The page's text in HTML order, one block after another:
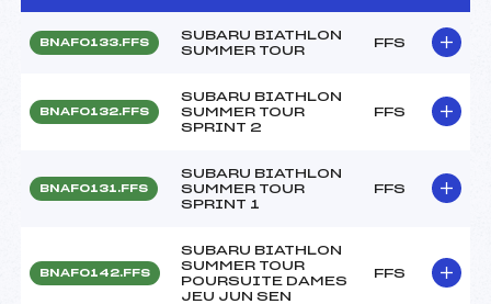
BNAF0133.FFS
SUBARU BIATHLON
SUMMER TOUR
FFS
BNAF0132.FFS
SUBARU BIATHLON
SUMMER TOUR
SPRINT 2
FFS
BNAF0131.FFS
SUBARU BIATHLON
SUMMER TOUR
SPRINT 1
FFS
BNAF0142.FFS
SUBARU BIATHLON
SUMMER TOUR
POURSUITE DAMES
JEU JUN SEN
FFS